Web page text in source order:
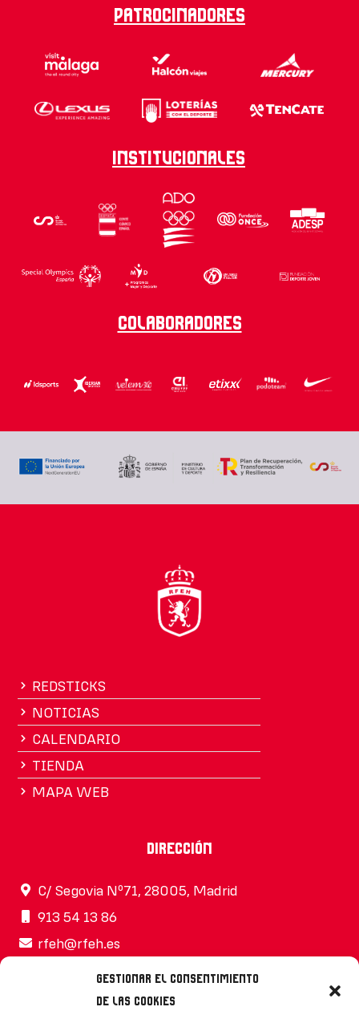
Gestionar el consentimiento
de las cookies
Patrocinadores
Institucionales
Colaboradores
REDSTICKS
NOTICIAS
CALENDARIO
TIENDA
MAPA WEB
Dirección
C/ Segovia Nº71, 28005, Madrid
913 54 13 86
rfeh@rfeh.es